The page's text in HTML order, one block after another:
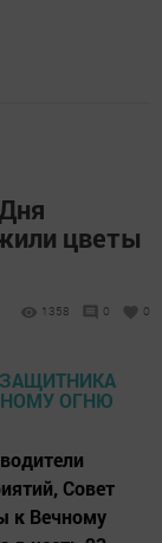
цветы
1358 0 0
Совет
к Вечному